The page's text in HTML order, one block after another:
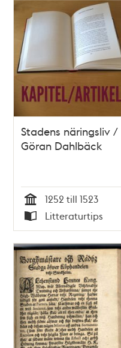
Lista
Karta
träffar
Stadens näringsliv /
Göran Dahlbäck
Tid
1252 till 1523
Typ
Litteraturtips